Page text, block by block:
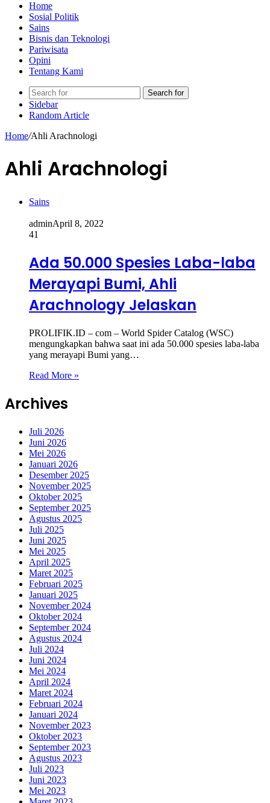
Home
Sosial Politik
Sains
Bisnis dan Teknologi
Pariwisata
Opini
Tentang Kami
Search for
Sidebar
Random Article
Home/Ahli Arachnologi
Ahli Arachnologi
Sains
adminApril 8, 2022
41
Ada 50.000 Spesies Laba-laba
Merayapi Bumi, Ahli
Arachnology Jelaskan
PROLIFIK.ID – com – World Spider Catalog (WSC)
mengungkapkan bahwa saat ini ada 50.000 spesies laba-laba
yang merayapi Bumi yang…
Read More »
Archives
Juli 2026
Juni 2026
Mei 2026
Januari 2026
Desember 2025
November 2025
Oktober 2025
September 2025
Agustus 2025
Juli 2025
Juni 2025
Mei 2025
April 2025
Maret 2025
Februari 2025
Januari 2025
November 2024
Oktober 2024
September 2024
Agustus 2024
Juli 2024
Juni 2024
Mei 2024
April 2024
Maret 2024
Februari 2024
Januari 2024
November 2023
Oktober 2023
September 2023
Agustus 2023
Juli 2023
Juni 2023
Mei 2023